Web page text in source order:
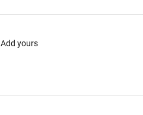
Add yours